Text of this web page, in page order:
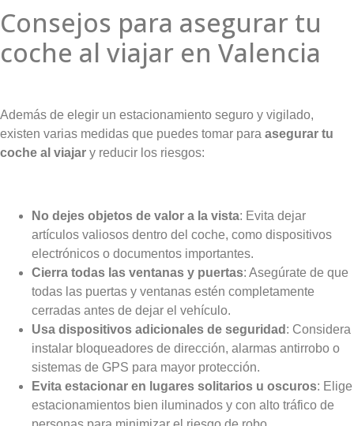
Consejos para asegurar tu
coche al viajar en Valencia
Además de elegir un estacionamiento seguro y vigilado,
existen varias medidas que puedes tomar para asegurar tu
coche al viajar y reducir los riesgos:
No dejes objetos de valor a la vista: Evita dejar
artículos valiosos dentro del coche, como dispositivos
electrónicos o documentos importantes.
Cierra todas las ventanas y puertas: Asegúrate de que
todas las puertas y ventanas estén completamente
cerradas antes de dejar el vehículo.
Usa dispositivos adicionales de seguridad : Considera
instalar bloqueadores de dirección, alarmas antirrobo o
sistemas de GPS para mayor protección.
Evita estacionar en lugares solitarios u oscuros: Elige
estacionamientos bien iluminados y con alto tráfico de